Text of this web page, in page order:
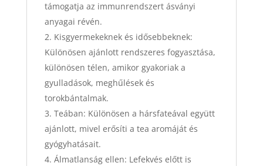
támogatja az immunrendszert ásványi
anyagai révén.
Kisgyermekeknek és idősebbeknek:
Különösen ajánlott rendszeres fogyasztása,
különösen télen, amikor gyakoriak a
gyulladások, meghűlések és
torokbántalmak.
Teában: Különösen a hársfateával együtt
ajánlott, mivel erősíti a tea aromáját és
gyógyhatásait.
Álmatlanság ellen: Lefekvés előtt is